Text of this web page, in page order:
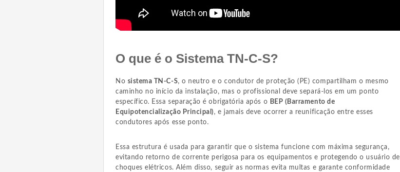
O que é o Sistema TN-C-S?
No sistema TN-C-S, o neutro e o condutor de proteção (PE) compartilham o mesmo
caminho no início da instalação, mas o profissional deve separá-los em um ponto
específico. Essa separação é obrigatória após o BEP (Barramento de
Equipotencialização Principal), e jamais deve ocorrer a reunificação entre esses
condutores após esse ponto.
Essa estrutura é usada para garantir que o sistema funcione com máxima segurança,
evitando retorno de corrente perigosa para os equipamentos e protegendo o usuário de
choques elétricos. Além disso, seguir as normas evita multas e garante conformidade